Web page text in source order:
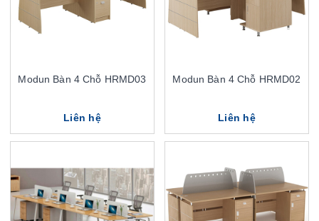
Modun Bàn 4 Chỗ HRMD03
Liên hệ
Modun Bàn 4 Chỗ HRMD02
Liên hệ